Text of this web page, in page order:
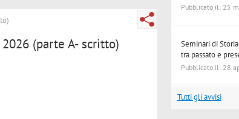
(parte A- scritto)
Pubblicato il: 25
Seminari di
tra passato e
Pubblicato il: 28
Tutti gli avvisi